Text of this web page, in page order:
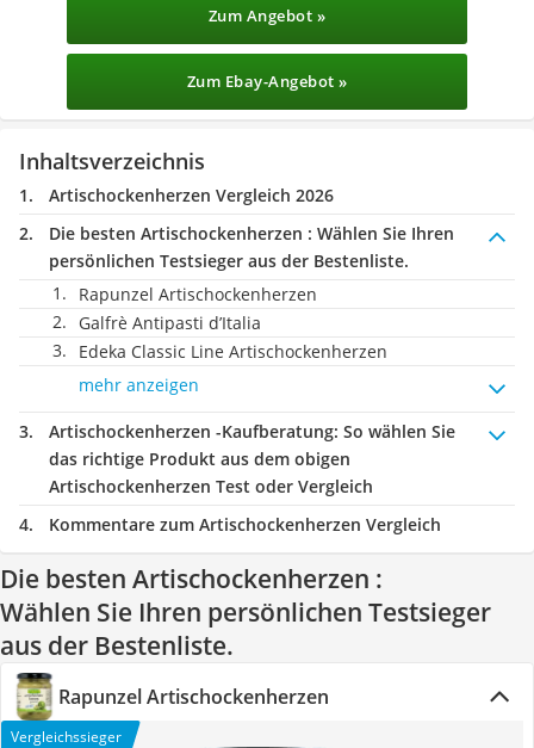
Zum Angebot »
Zum Ebay-Angebot »
Inhaltsverzeichnis
Artischockenherzen Vergleich 2026
Die besten Artischockenherzen : Wählen Sie Ihren
persönlichen Testsieger aus der Bestenliste.
Rapunzel Artischockenherzen
Galfrè Antipasti d’Italia
Edeka Classic Line Artischockenherzen
mehr anzeigen
Artischockenherzen -Kaufberatung: So wählen Sie
das richtige Produkt aus dem obigen
Artischockenherzen Test oder Vergleich
Kommentare zum Artischockenherzen Vergleich
Die besten Artischockenherzen :
Wählen Sie Ihren persönlichen Testsieger
aus der Bestenliste.
Rapunzel Artischockenherzen
Vergleichssieger